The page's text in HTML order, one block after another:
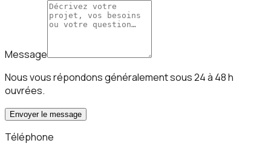
Message
Nous vous répondons généralement sous 24 à 48 h
ouvrées.
Envoyer le message
Téléphone